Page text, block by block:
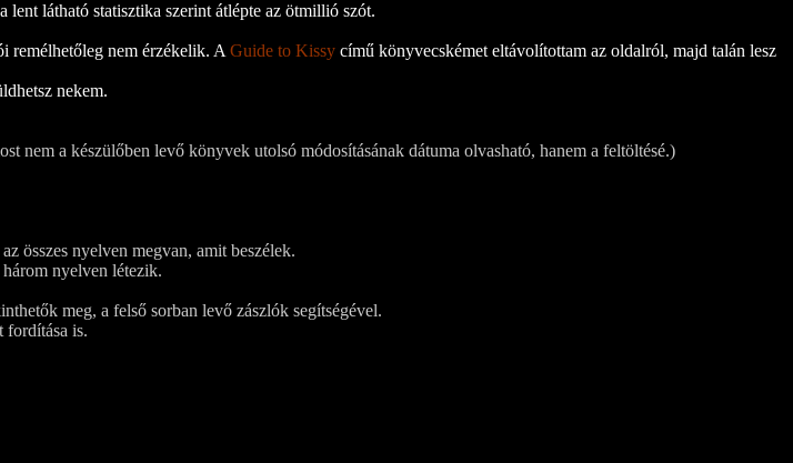
látható statisztika szerint átlépte az ötmillió szót.
remélhetőleg nem érzékelik. A Guide to Kissy című könyvecskémet eltávolítottam az oldalról, majd talán lesz
nekem.
a készülőben levő könyvek utolsó módosításának dátuma olvasható, hanem a feltöltésé.)
összes nyelven megvan, amit beszélek.
nyelven létezik.
meg, a felső sorban levő zászlók segítségével.
fordítása is.